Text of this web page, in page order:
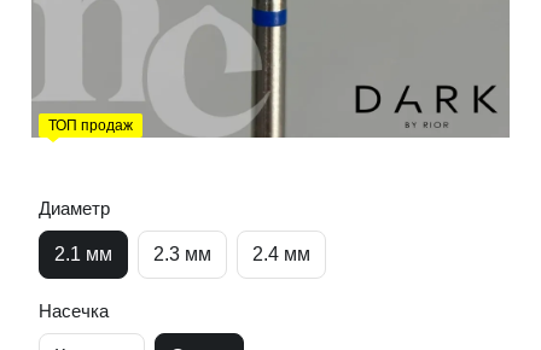
ТОП продаж
Диаметр
2.1 мм 2.3 мм 2.4 мм
Насечка